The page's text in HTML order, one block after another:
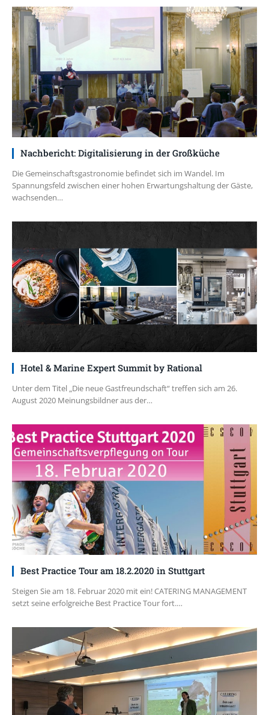
Nachbericht: Digitalisierung in der Großküche
Die Gemeinschaftsgastronomie befindet sich im Wandel. Im
Spannungsfeld zwischen einer hohen Erwartungshaltung der Gäste,
wachsenden…
Hotel & Marine Expert Summit by Rational
Unter dem Titel „Die neue Gastfreundschaft“ treffen sich am 26.
August 2020 Meinungsbildner aus der…
Best Practice Tour am 18.2.2020 in Stuttgart
Steigen Sie am 18. Februar 2020 mit ein! CATERING MANAGEMENT
setzt seine erfolgreiche Best Practice Tour fort.…